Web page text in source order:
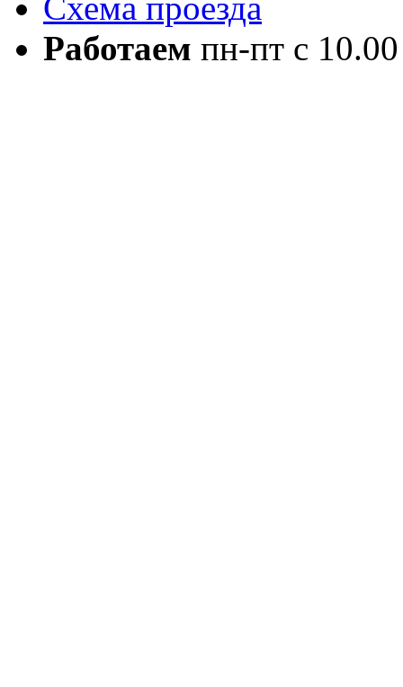
Схема проезда
Работаем пн-пт с